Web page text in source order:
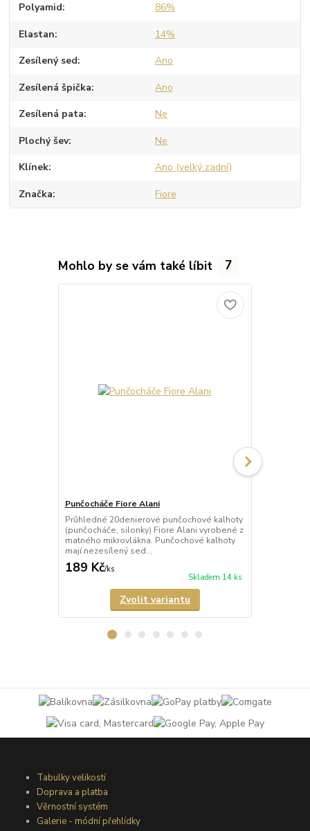
Polyamid 86%
Elastan 14%
Zesílený sed Ano
Zesílená špička Ano
Zesílená pata Ne
Plochý šev Ne
Klínek Ano (velký zadní)
Značka Fiore
Mohlo by se vám také líbit 7
Punčocháče Fiore Alani
Průhledné 20denierové punčochové kalhoty
(punčocháče, silonky) Fiore Alani vyrobené z
matného mikrovlákna. Punčochové kalhoty
mají nezesílený sed...
189 Kč/ks
Skladem 14 ks
Zvolit variantu
Tabulky velikostí
Doprava a platba
Věrnostní systém
Galerie - módní přehlídky